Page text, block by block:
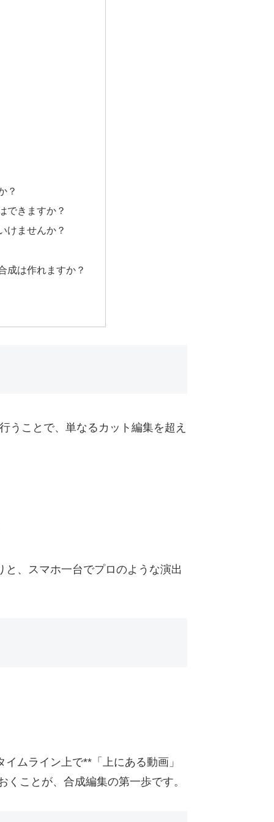
？
できますか？
けませんか？
成は作れますか？
うことで、単なるカット編集を超え
、スマホ一台でプロのような演出
ムライン上で**「上にある動画」
ことが、合成編集の第一歩です。